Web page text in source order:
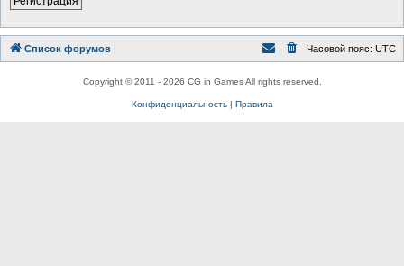
Список форумов Часовой пояс: UTC
Copyright © 2011 - 2026 CG in Games All rights reserved.
Конфиденциальность| Правила